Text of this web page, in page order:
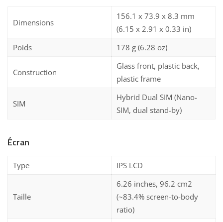
Dimensions
156.1 x 73.9 x 8.3 mm
(6.15 x 2.91 x 0.33 in)
Poids
178 g (6.28 oz)
Construction
Glass front, plastic back,
plastic frame
SIM
Hybrid Dual SIM (Nano-
SIM, dual stand-by)
Écran
Type IPS LCD
Taille
6.26 inches, 96.2 cm2
(~83.4% screen-to-body
ratio)